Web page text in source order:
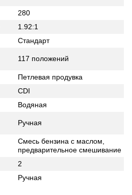
280
1.92:1
Стандарт
117 положений
Петлевая продувка
CDI
Водяная
Ручная
Смесь бензина с маслом,
предварительное смешивание
2
Ручная